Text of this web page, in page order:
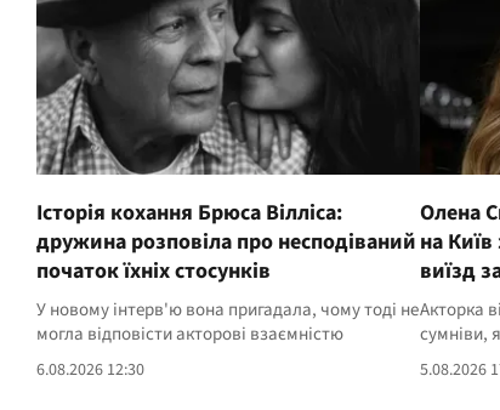
Історія кохання Брюса Вілліса:
дружина розповіла про несподіваний
початок їхніх стосунків
У новому інтерв'ю вона пригадала, чому тоді не
могла відповісти акторові взаємністю
6.08.2026 12:30
Олена
на
виїзд
Акторка
сумніви,
5.08.2026